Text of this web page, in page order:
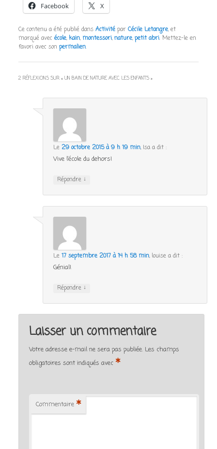
Facebook X
Ce contenu a été publié dansActivité parCécile Letangre, et
marqué avecécole, kain, montessori,nature,petit abri. Mettez-le en
favori avec sonpermalien.
2 RÉFLEXIONS SUR «UN BAIN DE NATURE AVEC LES ENFANTS »
Le29 octobre 2015 à 9 h 19 min, Isa a dit :
Vive l’école du dehors!
Répondre ↓
Le17 septembre 2017 à 14 h 58 min, louise a dit :
Génial!
Répondre ↓
Laisser un commentaire
Votre adresse e-mail ne sera pas publiée. Les champs
obligatoires sont indiqués avec *
Commentaire *